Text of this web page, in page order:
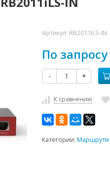
Артикул: RB2011ILS-IN
По запросу
- +
К сравнению
Категории: